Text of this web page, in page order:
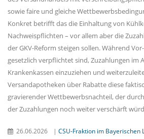
sowie faire und gleiche
Konkret betrifft das die Einhaltung von
Nachweispflichten – vor allem aber die
der GKV-Reform steigen sollen. Während
gesetzlich verpflichtet sind, Zuzahlungen im
Krankenkassen einzuziehen und
Versandapotheken über Rabatte diese
gravierender Wettbewerbsnachteil, der
der Zuzahlungen noch weiter verschärft
26.06.2026 | CSU-Fraktion im Bayerischen